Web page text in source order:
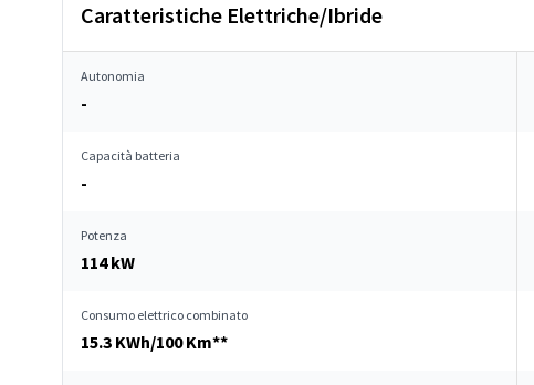
Caratteristiche Elettriche/Ibride
Autonomia
-
Capacità batteria
-
Potenza
114 kW
Consumo elettrico combinato
15.3 KWh/100 Km**